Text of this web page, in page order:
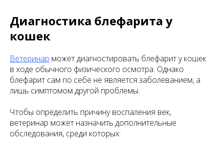
Диагностика блефарита у
кошек
Ветеринар может диагностировать блефарит у кошек
в ходе обычного физического осмотра. Однако
блефарит сам по себе не является заболеванием, а
лишь симптомом другой проблемы.
Чтобы определить причину воспаления век,
ветеринар может назначить дополнительные
обследования, среди которых: